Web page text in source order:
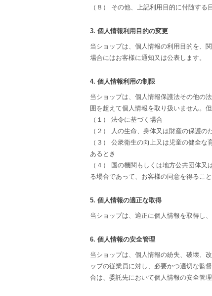
（８） その他、上記利用目的に付随する
3. 個人情報利用目的の変更
当ショップは、個人情報の利用目的を、
場合にはお客様に通知又は公表します。
4. 個人情報利用の制限
当ショップは、個人情報保護法その他の
囲を超えて個人情報を取り扱いません。
（１） 法令に基づく場合
（２） 人の生命、身体又は財産の保護
（３） 公衆衛生の向上又は児童の健全
あるとき
（４） 国の機関もしくは地方公共団体
る場合であって、お客様の同意を得るこ
5. 個人情報の適正な取得
当ショップは、適正に個人情報を取得し
6. 個人情報の安全管理
当ショップは、個人情報の紛失、破壊、
ップの従業員に対し、必要かつ適切な監
合は、委託先において個人情報の安全管